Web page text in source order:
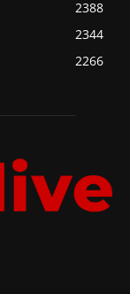
2388
2344
2266